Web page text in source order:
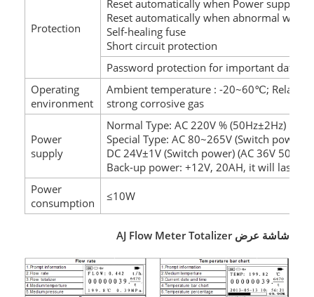
Protection
Reset automatically when Power supply is
Reset automatically when abnormal
Self-healing fuse
Short circuit protection
Password protection for important data
Operating
environment
Ambient temperature : -20~60℃; Relative
strong corrosive gas
Power
supply
Normal Type: AC 220V % (50Hz±2Hz)
Special Type: AC 80~265V (Switch power)
DC 24V±1V (Switch power) (AC 36V
Back-up power: +12V, 20AH, it will last 72
Power
consumption
≤10W
شاشة عرض AJ Flow Meter Totalizer